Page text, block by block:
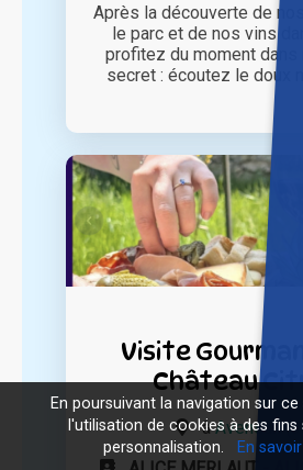
Après la découverte de nos
le parc et de nos vins
profitez du moment dans
secret : écoutez le doux
Visite
Château
àAvensan
En poursuivant la navigation sur
l'utilisation de cookies à des
personnalisation.
En